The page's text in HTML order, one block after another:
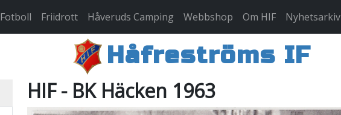
Fotboll Friidrott Håveruds Camping Webbshop Om HIF Nyhetsarkiv
Håfreströms IF
HIF - BK Häcken 1963